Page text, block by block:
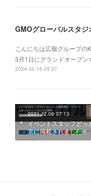
GMOグローバルスタジ
こんにちは広報グループ
3月1日にグランドオープン
2024.02.16 05:37
2021.12.06 07:13
イベントスタッフどっ
京に掲載されました！